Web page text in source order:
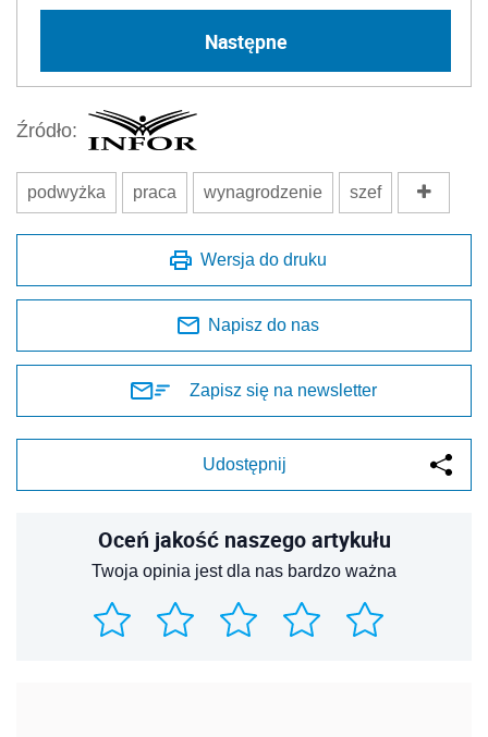
Następne
Źródło:
podwyżka praca wynagrodzenie szef
Wersja do druku
Napisz do nas
Zapisz się na newsletter
Udostępnij
Oceń jakość naszego artykułu
Twoja opinia jest dla nas bardzo ważna